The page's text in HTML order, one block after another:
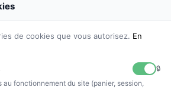
La poste
de cookies que vous autorisez. En
🔒
au fonctionnement du site (panier, session,